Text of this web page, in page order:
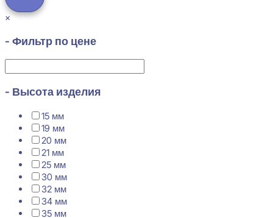
×
- Фильтр по цене
- Высота изделия
15 мм
19 мм
20 мм
21 мм
25 мм
30 мм
32 мм
34 мм
35 мм